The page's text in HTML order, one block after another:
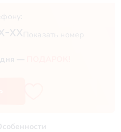
xx Показать номер
—